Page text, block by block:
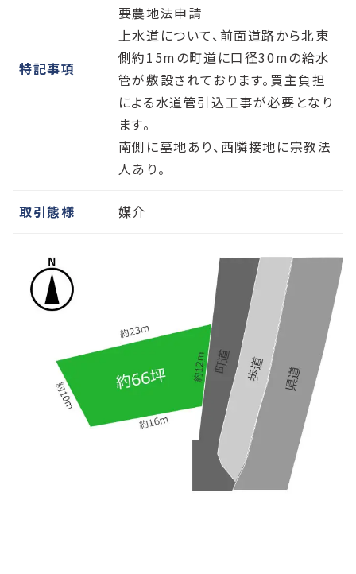
特記事項
要農地法申請
上水道について、前面道路から北東
側約15mの町道に口径30mの給水
管が敷設されております。買主負担
による水道管引込工事が必要となり
ます。
南側に墓地あり、西隣接地に宗教法
人あり。
取引態様 媒介